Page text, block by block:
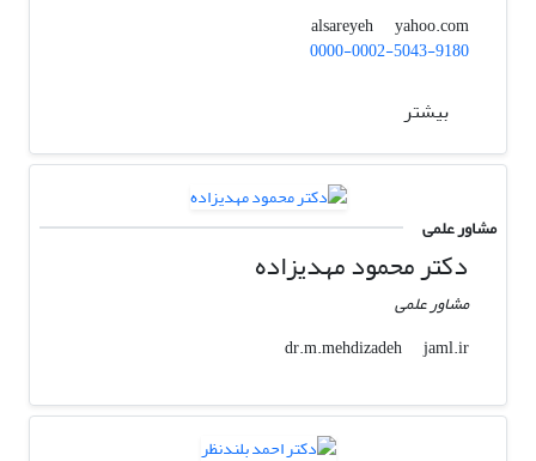
alsareyeh
yahoo.com
0000-0002-5043-9180
بیشتر
مشاور علمی
دکتر محمود مهدیزاده
مشاور علمی
dr.m.mehdizadeh
jaml.ir